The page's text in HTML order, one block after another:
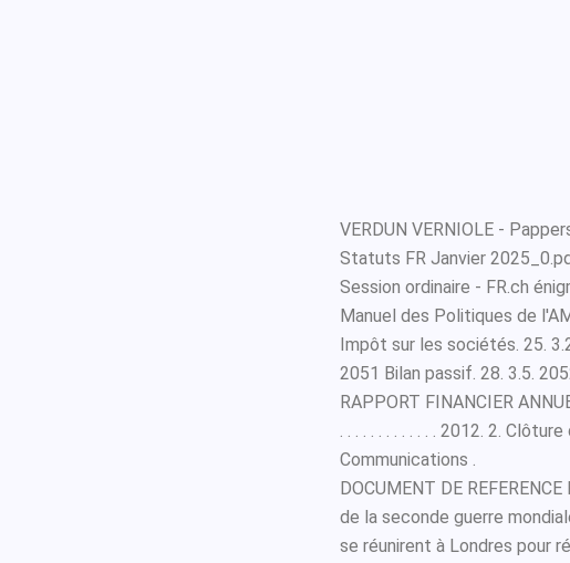
VERDUN VERNIOLE -
Statuts FR Janvier
Session ordinaire - FR.ch
Manuel des Politiques de
Impôt sur les sociétés. 25.
2051 Bilan passif. 28. 3.5.
RAPPORT FINANCIER
. . . . . . . . . . . . . 2012. 2.
Communications .
DOCUMENT DE
de la seconde guerre
se réunirent à Londres pour